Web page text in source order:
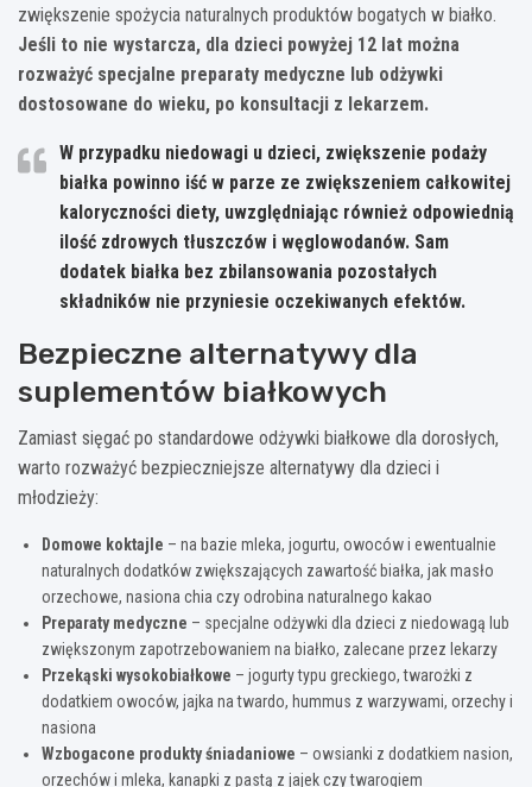
zwiększenie spożycia naturalnych produktów bogatych w białko.
Jeśli to nie wystarcza, dla dzieci powyżej 12 lat można
rozważyć specjalne preparaty medyczne lub odżywki
dostosowane do wieku, po konsultacji z lekarzem.
W przypadku niedowagi u dzieci, zwiększenie podaży
białka powinno iść w parze ze zwiększeniem całkowitej
kaloryczności diety, uwzględniając również odpowiednią
ilość zdrowych tłuszczów i węglowodanów. Sam
dodatek białka bez zbilansowania pozostałych
składników nie przyniesie oczekiwanych efektów.
Bezpieczne alternatywy dla
suplementów białkowych
Zamiast sięgać po standardowe odżywki białkowe dla dorosłych,
warto rozważyć bezpieczniejsze alternatywy dla dzieci i
młodzieży:
Domowe koktajle – na bazie mleka, jogurtu, owoców i ewentualnie
naturalnych dodatków zwiększających zawartość białka, jak masło
orzechowe, nasiona chia czy odrobina naturalnego kakao
Preparaty medyczne – specjalne odżywki dla dzieci z niedowagą lub
zwiększonym zapotrzebowaniem na białko, zalecane przez lekarzy
Przekąski wysokobiałkowe – jogurty typu greckiego, twarożki z
dodatkiem owoców, jajka na twardo, hummus z warzywami, orzechy i
nasiona
Wzbogacone produkty śniadaniowe – owsianki z dodatkiem nasion,
orzechów i mleka, kanapki z pastą z jajek czy twarogiem